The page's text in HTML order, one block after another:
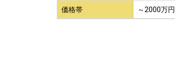
価格帯 ～2000万円